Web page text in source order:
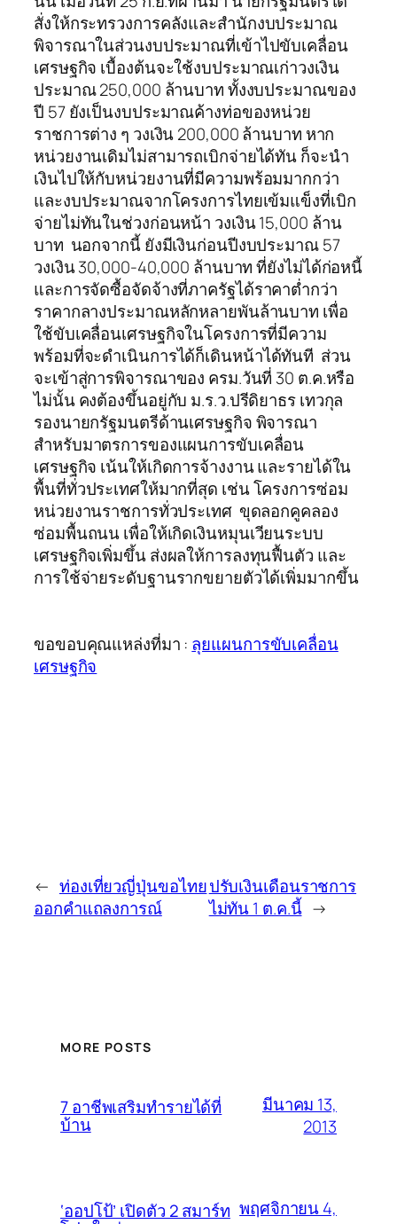
สั่งให้กระทรวงการคลังและสำนักงบประมาณ
พิจารณาในส่วนงบประมาณที่เข้าไปขับเคลื่อน
เศรษฐกิจ เบื้องต้นจะใช้งบประมาณเก่าวงเงิน
ประมาณ 250,000 ล้านบาท ทั้งงบประมาณของ
ปี 57 ยังเป็นงบประมาณค้างท่อของหน่วย
ราชการต่าง ๆ วงเงิน 200,000 ล้านบาท หาก
หน่วยงานเดิมไม่สามารถเบิกจ่ายได้ทัน ก็จะนำ
เงินไปให้กับหน่วยงานที่มีความพร้อมมากกว่า
และงบประมาณจากโครงการไทยเข้มแข็งที่เบิก
จ่ายไม่ทันในช่วงก่อนหน้า วงเงิน 15,000 ล้าน
บาท นอกจากนี้ ยังมีเงินก่อนปีงบประมาณ 57
วงเงิน 30,000-40,000 ล้านบาท ที่ยังไม่ได้ก่อหนี้
และการจัดซื้อจัดจ้างที่ภาครัฐได้ราคาต่ำกว่า
ราคากลางประมาณหลักหลายพันล้านบาท เพื่อ
ใช้ขับเคลื่อนเศรษฐกิจในโครงการที่มีความ
พร้อมที่จะดำเนินการได้ก็เดินหน้าได้ทันที ส่วน
จะเข้าสู่การพิจารณาของ ครม.วันที่ 30 ต.ค.หรือ
ไม่นั้น คงต้องขึ้นอยู่กับ ม.ร.ว.ปรีดิยาธร เทวกุล
รองนายกรัฐมนตรีด้านเศรษฐกิจ พิจารณา
สำหรับมาตรการของแผนการขับเคลื่อน
เศรษฐกิจ เน้นให้เกิดการจ้างงาน และรายได้ใน
พื้นที่ทั่วประเทศให้มากที่สุด เช่น โครงการซ่อม
หน่วยงานราชการทั่วประเทศ ขุดลอกคูคลอง
ซ่อมพื้นถนน เพื่อให้เกิดเงินหมุนเวียนระบบ
เศรษฐกิจเพิ่มขึ้น ส่งผลให้การลงทุนฟื้นตัว และ
การใช้จ่ายระดับฐานรากขยายตัวได้เพิ่มมากขึ้น
ขอขอบคุณแหล่งที่มา : ลุยแผนการขับเคลื่อน
เศรษฐกิจ
← ท่องเที่ยวญี่ปุ่นขอไทย
ออกคำแถลงการณ์
ปรับเงินเดือนราชการ
ไม่ทัน 1 ต.ค.นี้ →
MORE POSTS
7 อาชีพเสริมทำรายได้ที่
บ้าน
มีนาคม 13,
2013
‘ออปโป้’ เปิดตัว 2 สมาร์ท พฤศจิกายน 4,